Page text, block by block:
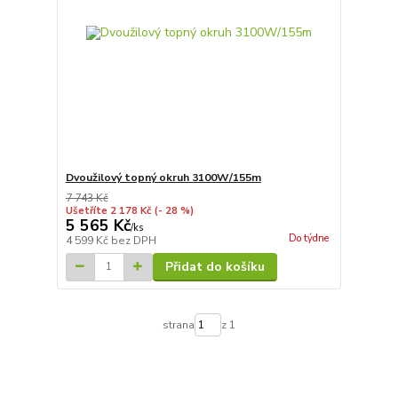
Dvoužilový topný okruh 3100W/155m
7 743 Kč
Ušetříte 2 178 Kč (- 28 %)
5 565 Kč/ks
4 599 Kč bez DPH Do týdne
Přidat do košíku
strana z 1